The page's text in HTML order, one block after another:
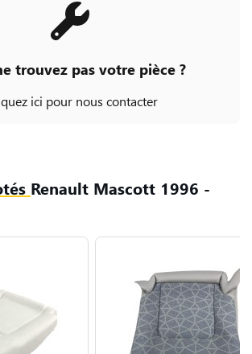
trouvez pas votre pièce ?
ici pour nous contacter
Renault Mascott 1996 -